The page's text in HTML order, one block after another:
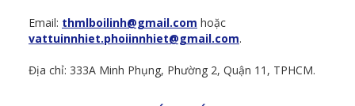
Email: thmlboilinh@gmail.com hoặc
vattuinnhiet.phoiinnhiet@gmail.com.
Địa chỉ: 333A Minh Phụng, Phường 2, Quận 11, TPHCM.